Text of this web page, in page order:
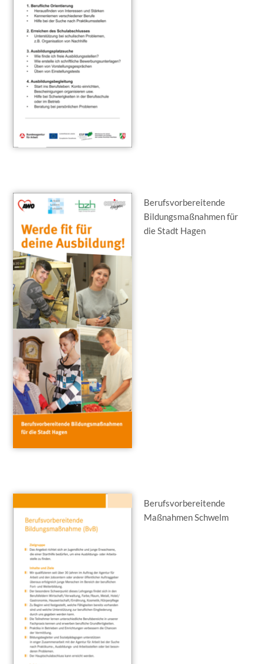
Berufsvorbereitende
Bildungsmaßnahmen für
die Stadt Hagen
Berufsvorbereitende
Maßnahmen Schwelm